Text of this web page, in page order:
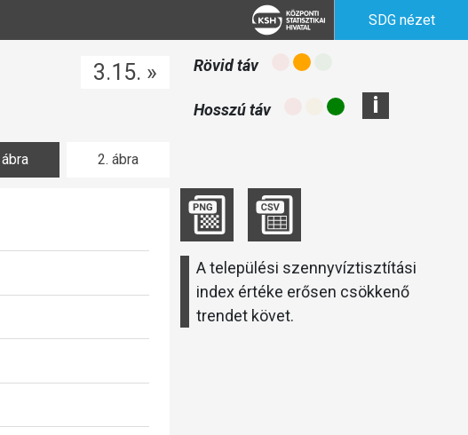
SDG nézet
3.15. » Rövid táv
Hosszú táv i
2. ábra
A települési szennyvíztisztítási
index értéke erősen csökkenő
trendet követ.